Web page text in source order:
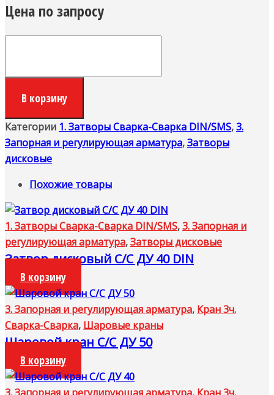
Цена по запросу
дисковый
ДУ
100
DIN
В корзину
Категории 1. Затворы Сварка-Сварка DIN/SMS,3.
Запорная и регулирующая арматура,Затворы
дисковые
Похожие товары
1. Затворы Сварка-Сварка DIN/SMS,3. Запорная и
регулирующая арматура,Затворы дисковые
Затвор дисковый С/С ДУ 40 DIN
В корзину
3. Запорная и регулирующая арматура, Кран 3ч.
Сварка-Сварка, Шаровые краны
Шаровой кран С/С ДУ 50
В корзину